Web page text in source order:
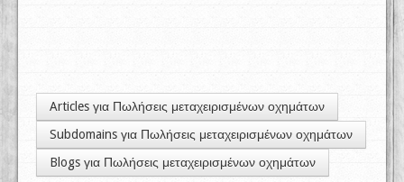
Articles για Πωλήσεις μεταχειρισμένων οχημάτων
Subdomains για Πωλήσεις μεταχειρισμένων οχημάτων
Blogs για Πωλήσεις μεταχειρισμένων οχημάτων